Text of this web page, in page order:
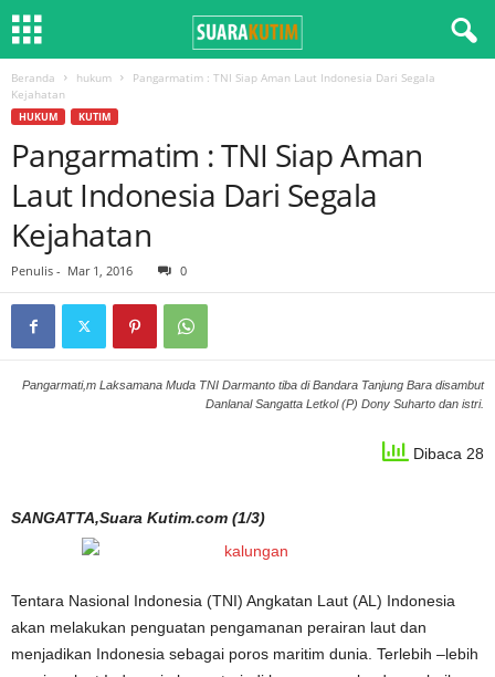
Beranda hukum
Pangarmatim : TNI Siap Aman Laut Indonesia Dari Segala
Kejahatan
HUKUM KUTIM
Pangarmatim : TNI Siap Aman
Laut Indonesia Dari Segala
Kejahatan
Penulis - Mar 1, 2016 0
Pangarmati,m Laksamana Muda TNI Darmanto tiba di Bandara Tanjung Bara disambut
Danlanal Sangatta Letkol (P) Dony Suharto dan istri.
Dibaca 28
SANGATTA,Suara Kutim.com (1/3)
Tentara Nasional Indonesia (TNI) Angkatan Laut (AL) Indonesia
akan melakukan penguatan pengamanan perairan laut dan
menjadikan Indonesia sebagai poros maritim dunia. Terlebih –lebih